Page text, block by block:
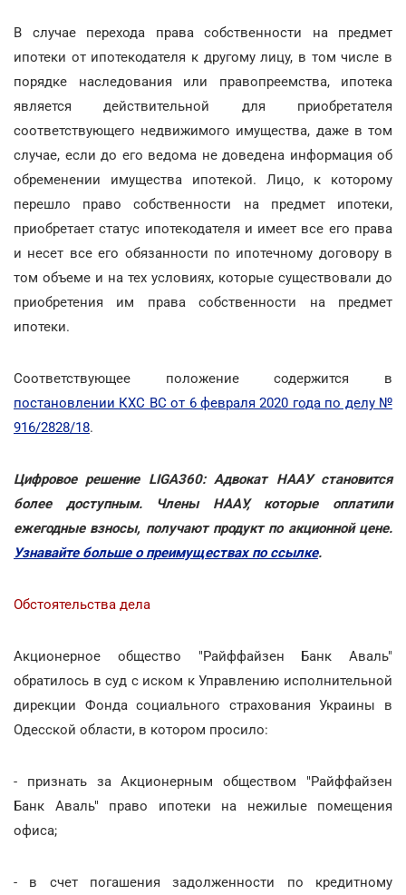
В случае перехода права собственности на предмет
ипотеки от ипотекодателя к другому лицу, в том числе в
порядке наследования или правопреемства, ипотека
является действительной для приобретателя
соответствующего недвижимого имущества, даже в том
случае, если до его ведома не доведена информация об
обременении имущества ипотекой. Лицо, к которому
перешло право собственности на предмет ипотеки,
приобретает статус ипотекодателя и имеет все его права
и несет все его обязанности по ипотечному договору в
том объеме и на тех условиях, которые существовали до
приобретения им права собственности на предмет
ипотеки.
Соответствующее положение содержится в
постановлении КХС ВС от 6 февраля 2020 года по делу №
916/2828/18.
Цифровое решение LIGA360: Адвокат НААУ становится
более доступным. Члены НААУ, которые оплатили
ежегодные взносы, получают продукт по акционной цене.
Узнавайте больше о преимуществах по ссылке.
Обстоятельства дела
Акционерное общество "Райффайзен Банк Аваль"
обратилось в суд с иском к Управлению исполнительной
дирекции Фонда социального страхования Украины в
Одесской области, в котором просило:
- признать за Акционерным обществом "Райффайзен
Банк Аваль" право ипотеки на нежилые помещения
офиса;
- в счет погашения задолженности по кредитному